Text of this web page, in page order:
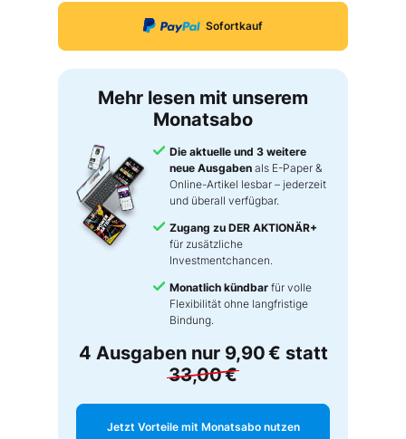
Sofortkauf
Mehr lesen mit unserem
Monatsabo
Die aktuelle und 3 weitere
neue Ausgaben als E-Paper &
Online-Artikel lesbar – jederzeit
und überall verfügbar.
Zugang zu DER AKTIONÄR+
für zusätzliche
Investmentchancen.
Monatlich kündbar für volle
Flexibilität ohne langfristige
Bindung.
4 Ausgaben nur 9,90 € statt
33,00 €
Jetzt Vorteile mit Monatsabo nutzen